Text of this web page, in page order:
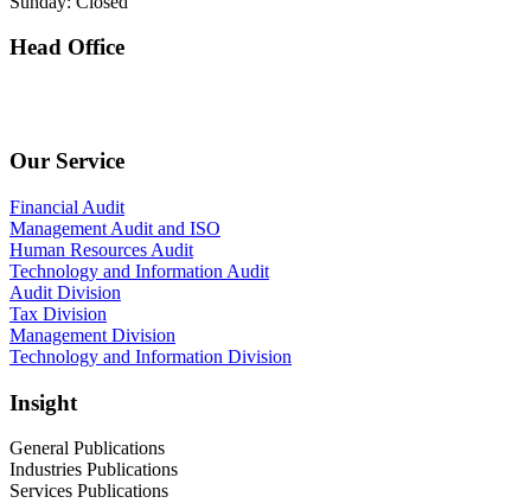
Head Office
Our Service
Financial Audit
Management Audit and ISO
Human Resources Audit
Technology and Information Audit
Audit Division
Tax Division
Management Division
Technology and Information Division
Insight
General Publications
Industries Publications
Services Publications